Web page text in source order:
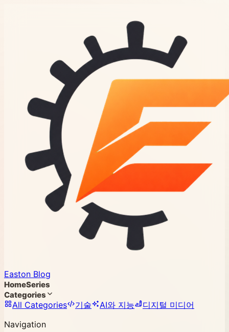
Easton Blog
HomeSeries
Categories
All Categories 기술 AI와 지능
디지털 미디어
Navigation